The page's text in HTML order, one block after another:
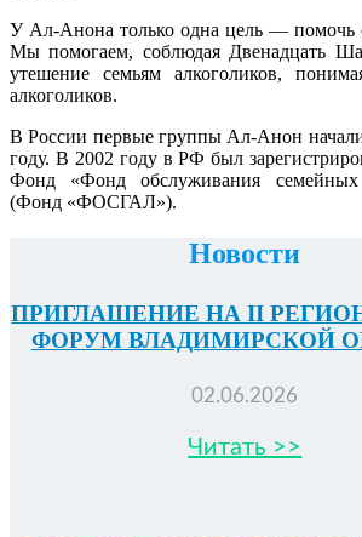
У Ал-Анона только одна цель — помочь
Мы помогаем, соблюдая Двенадцать
утешение семьям алкоголиков,
алкоголиков.
В России первые группы Ал-Анон
году. В 2002 году в РФ был
Фонд «Фонд обслуживания
(Фонд «ФОСГАЛ»).
Новости
ПРИГЛАШЕНИЕ НА II
ФОРУМ ВЛАДИМИРСКОЙ
02.06.2026
Читать >>